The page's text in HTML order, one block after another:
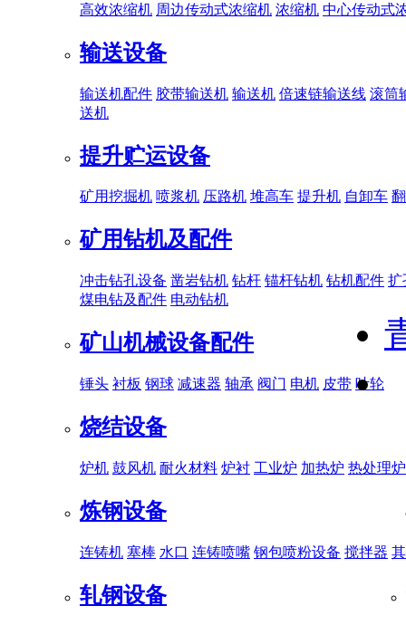
高效浓缩机 周边传动式浓缩机 浓缩机 中心传动式
输送设备
输送机配件 胶带输送机 输送机 倍速链输送线 滚筒
送机
提升贮运设备
矿用挖掘机 喷浆机 压路机 堆高车 提升机 自卸车
矿用钻机及配件
冲击钻孔设备 凿岩钻机 钻杆 锚杆钻机 钻机配件 扩
煤电钻及配件 电动钻机
矿山机械设备配件
锤头 衬板 钢球 减速器 轴承 阀门 电机 皮带 叶轮
烧结设备
炉机 鼓风机 耐火材料 炉衬 工业炉 加热炉 热处理炉
炼钢设备
连铸机 塞棒 水口 连铸喷嘴 钢包喷粉设备 搅拌器
轧钢设备